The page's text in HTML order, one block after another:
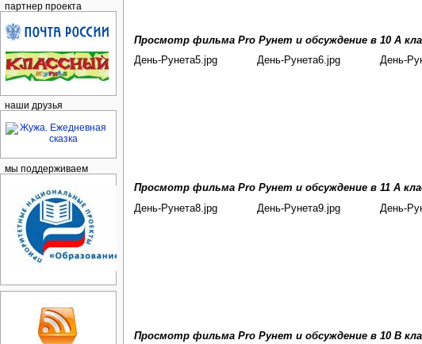
Просмотр фильма Pro Рунет и обсуждение в 10 А
День-Рунета5.jpg
День-Рунета6.jpg День-
Просмотр фильма Pro Рунет и обсуждение в 11 А
День-Рунета8.jpg
День-Рунета9.jpg День-
Просмотр фильма Pro Рунет и обсуждение в 10 В
партнер проекта
наши друзья
мы поддерживаем